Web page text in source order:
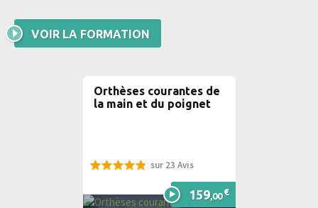
VOIR LA FORMATION
Orthèses courantes de
la main et du poignet
sur 23 Avis
159,00€